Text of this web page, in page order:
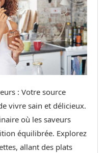
: Votre source
vivre sain et délicieux.
où les saveurs
équilibrée. Explorez
allant des plats